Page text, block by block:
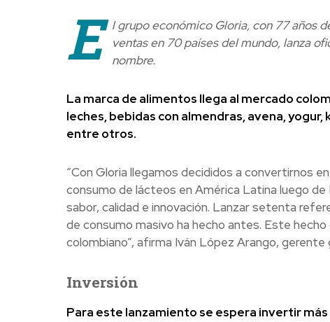
E
l grupo económico Gloria, con 77 años
ventas en 70 países del mundo, lanza
nombre.
La marca de alimentos llega al mercado
leches, bebidas con almendras, avena,
entre otros.
“Con Gloria llegamos decididos a convertirnos
consumo de lácteos en América Latina luego
sabor, calidad e innovación. Lanzar setenta
de consumo masivo ha hecho antes. Este
colombiano”, afirma Iván López Arango,
Inversión
Para este lanzamiento se espera invertir